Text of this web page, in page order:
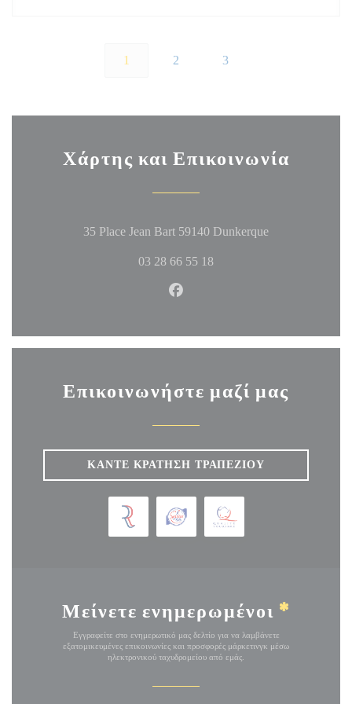
1 2 3
Χάρτης και Επικοινωνία
35 Place Jean Bart 59140 Dunkerque((ανοίγει σε
03 28 66 55 18
Facebook ((ανοίγει σε νέο
Επικοινωνήστε μαζί μας
ΚΆΝΤΕ ΚΡΆΤΗΣΗ ΤΡΑΠΕΖΙΟΎ
Μείνετε ενημερωμένοι *
Εγγραφείτε στο ενημερωτικό μας δελτίο για να λαμβάνετε
εξατομικευμένες επικοινωνίες και προσφορές μάρκετινγκ μέσω
ηλεκτρονικού ταχυδρομείου από εμάς.